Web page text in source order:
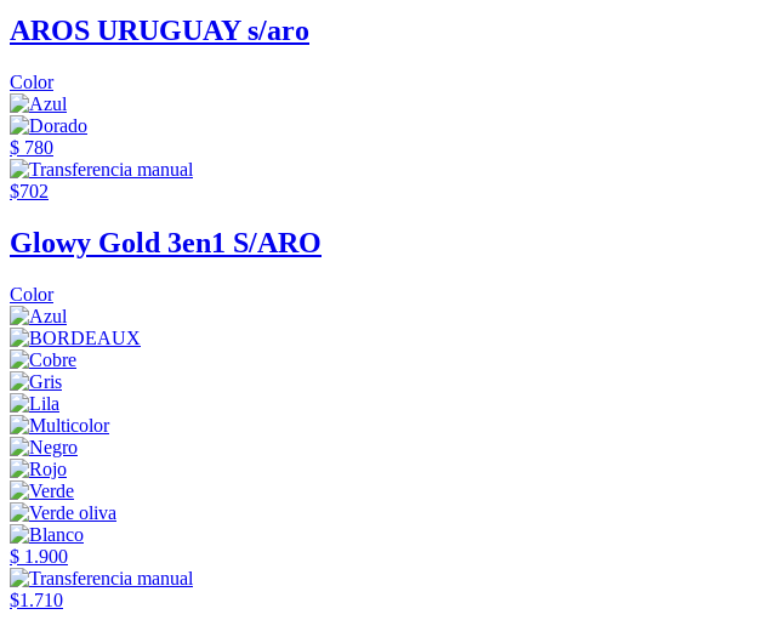
AROS URUGUAY s/aro
Color
$ 780
$702
Glowy Gold 3en1 S/ARO
Color
$ 1.900
$1.710